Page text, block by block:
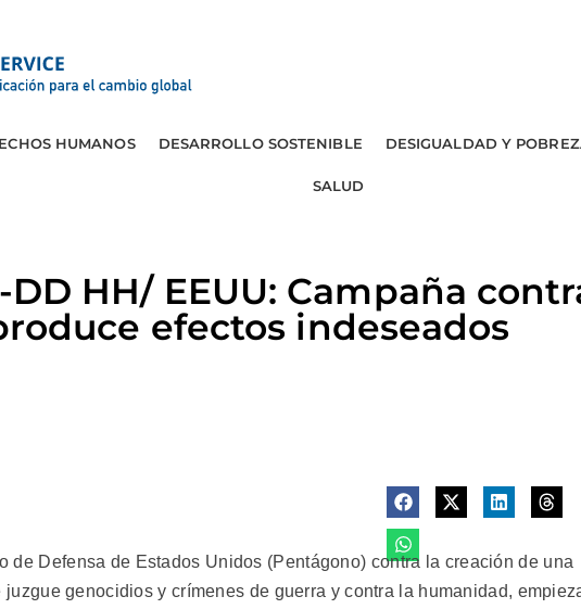
HUMANOS DESARROLLO SOSTENIBLE DESIGUALDAD Y
SALUD
DD HH/ EEUU: Campaña
efectos indeseados
de Defensa de Estados Unidos (Pentágono) contra la creación de una
genocidios y crímenes de guerra y contra la humanidad,